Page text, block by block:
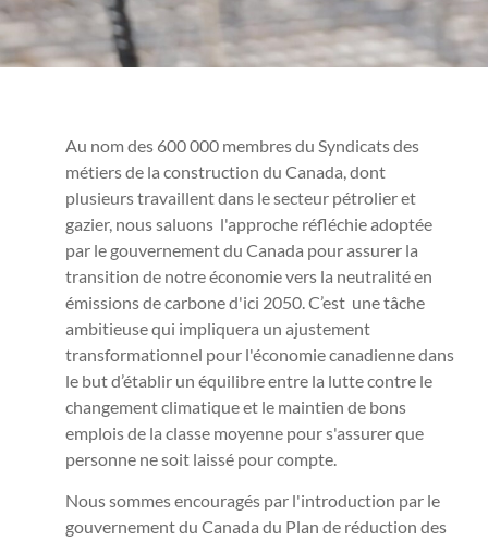
Au nom des 600 000 membres du Syndicats des
métiers de la construction du Canada, dont
plusieurs travaillent dans le secteur pétrolier et
gazier, nous saluons l'approche réfléchie adoptée
par le gouvernement du Canada pour assurer la
transition de notre économie vers la neutralité en
émissions de carbone d'ici 2050. C’est une tâche
ambitieuse qui impliquera un ajustement
transformationnel pour l'économie canadienne dans
le but d’établir un équilibre entre la lutte contre le
changement climatique et le maintien de bons
emplois de la classe moyenne pour s'assurer que
personne ne soit laissé pour compte.
Nous sommes encouragés par l'introduction par le
gouvernement du Canada du Plan de réduction des